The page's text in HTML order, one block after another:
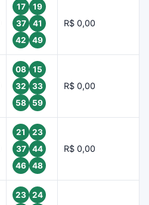
17
19
37
41
42
49
R$ 0,00
08
15
32
33
58
59
R$ 0,00
21
23
37
44
46
48
R$ 0,00
23
24